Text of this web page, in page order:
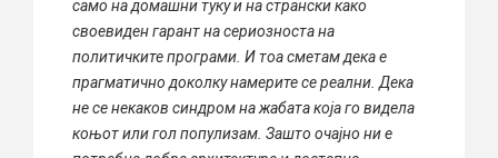
само на домашни туку и на странски како
своевиден гарант на сериозноста на
политичките програми. И тоа сметам дека е
прагматично доколку намерите се реални. Дека
не се некаков синдром на жабата која го видела
коњот или гол популизам. Зашто очајно ни е